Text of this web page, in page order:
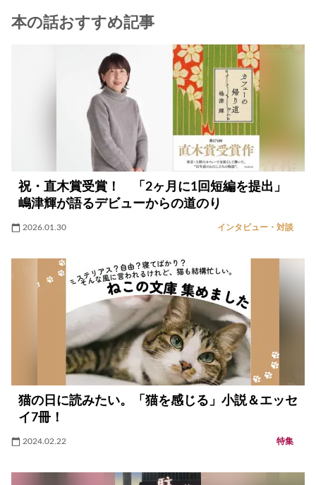
本の話おすすめ記事
祝・直木賞受賞！ 「2ヶ月に1回短編を提出」
嶋津輝が語るデビューからの道のり
2026.01.30 インタビュー・対談
猫の日に読みたい。「猫を感じる」小説＆エッセ
イ7冊！
2024.02.22 特集